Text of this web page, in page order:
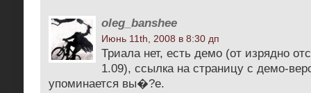
oleg_banshee
Июнь 11th, 2008 в 8:30 дп
Триала нет, есть демо (от изрядно
1.09), ссылка на страницу с демо-
упоминается вы�?е.